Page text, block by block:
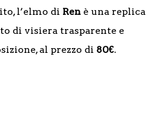
l’elmo di Ren è una replica
di visiera trasparente e
al prezzo di 80€.